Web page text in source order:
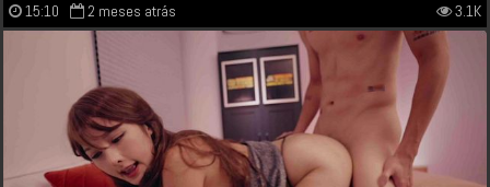
15:10 2 meses atrás 3.1K